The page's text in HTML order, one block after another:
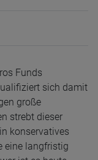
Funds
sich damit
große
strebt dieser
konservatives
eine langfristig